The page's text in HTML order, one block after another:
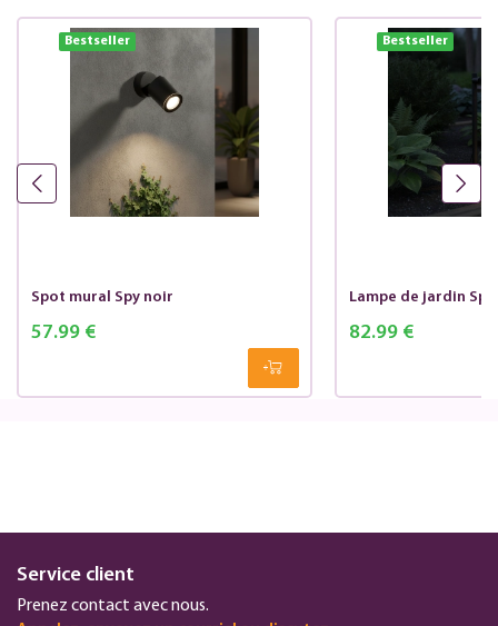
Bestseller
Spot mural Spy noir
57.99 €
Bestseller
Lampe de jardin Spy
82.99 €
Service client
Prenez contact avec nous.